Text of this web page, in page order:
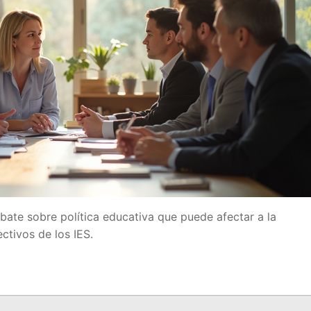
del Profesorado
sobre política educativa que puede afectar a la
de los IES.